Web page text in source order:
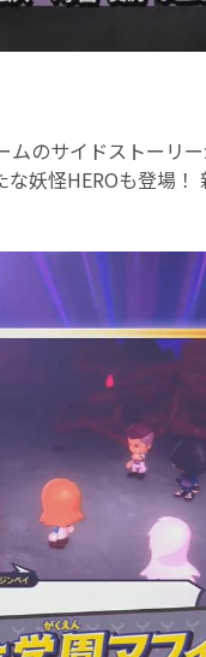
ムのサイドストーリ
妖怪HEROも登場